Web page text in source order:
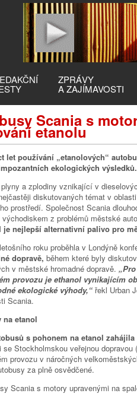
ZPRÁVY
A ZAJÍMAVOSTI
Scania s
etanolu
let používání „etanolových“
ekologických výsledků.
a zplodiny vznikající v
diskutovaných témat v
prostředí. Společnost Scania
východiskem z problémů městské
je nejlepší alternativní palivo pro
roku proběhla v Londýně
dopravě, během které byly
v městské hromadné dopravě.
provozu je ethanol vynikajícím
ekologické výhody,“ řekl Urban
Scania.
na etanol
s pohonem na etanol zahájila
se Stockholmskou veřejnou
provozu v náročných
za plně osvědčené.